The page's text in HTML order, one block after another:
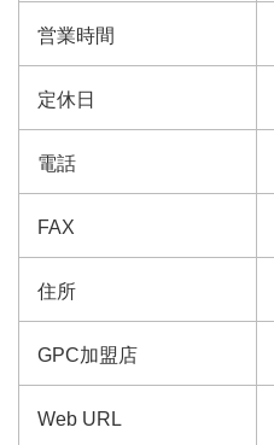
営業時間
定休日
電話
FAX
住所
GPC加盟店
Web URL